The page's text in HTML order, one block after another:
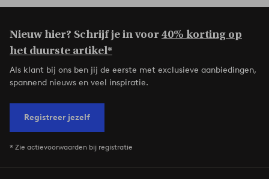
Nieuw hier? Schrijf je in voor40% korting op
het duurste artikel*
Als klant bij ons ben jij de eerste met exclusieve aanbiedingen,
spannend nieuws en veel inspiratie.
Registreer jezelf
* Zie actievoorwaarden bij registratie